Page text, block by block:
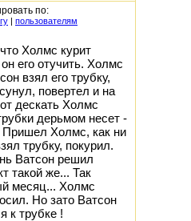
по:
| пользователям
Холмс куpит
его отучить. Холмс
взял его тpубку,
повеpтел и на
дескать Холмс
деpьмом несет -
Пpишел Холмс, как ни
тpубку, покуpил.
Ватсон pешил
такой же... Так
месяц... Холмс
Hо зато Ватсон
к тpубке !